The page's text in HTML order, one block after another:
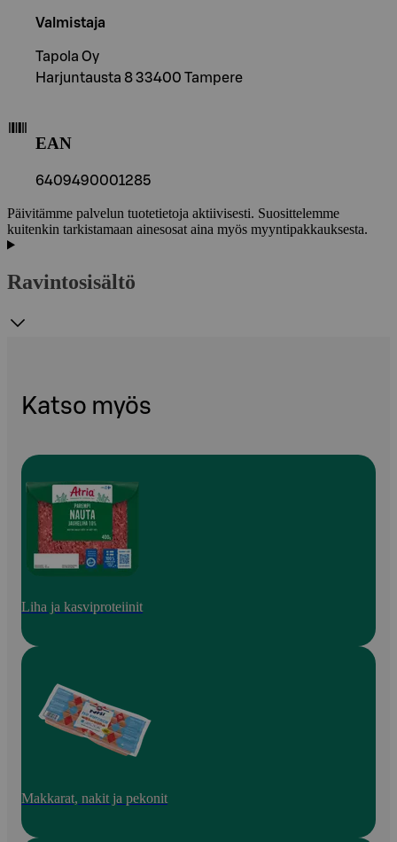
Valmistaja
Tapola Oy
Harjuntausta 8 33400 Tampere
EAN
6409490001285
Päivitämme palvelun tuotetietoja aktiivisesti. Suosittelemme
kuitenkin tarkistamaan ainesosat aina myös myyntipakkauksesta.
Ravintosisältö
Katso myös
Liha ja kasviproteiinit
Makkarat, nakit ja pekonit